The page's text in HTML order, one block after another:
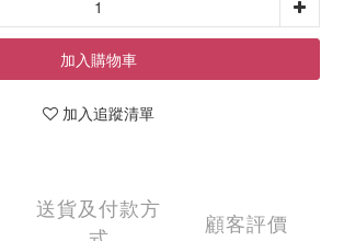
加入購物車
加入追蹤清單
送貨及付款方
顧客評價